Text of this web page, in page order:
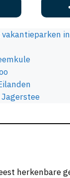
vakantieparken
Jagerstee
herkenbare